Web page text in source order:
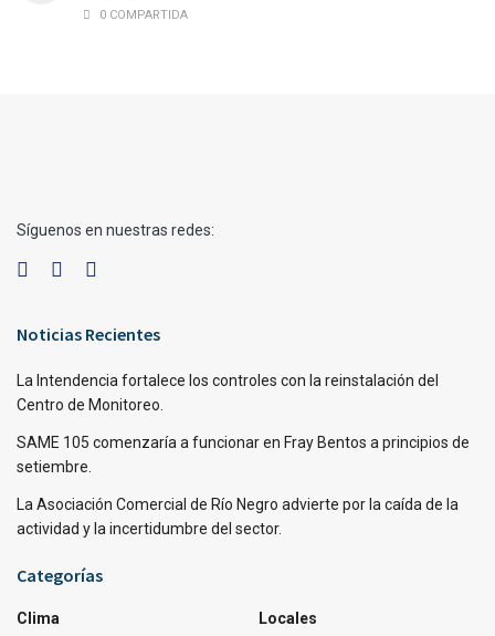
0 COMPARTIDA
Síguenos en nuestras redes:
Noticias Recientes
La Intendencia fortalece los controles con la reinstalación del
Centro de Monitoreo.
SAME 105 comenzaría a funcionar en Fray Bentos a principios de
setiembre.
La Asociación Comercial de Río Negro advierte por la caída de la
actividad y la incertidumbre del sector.
Categorías
Clima
Locales